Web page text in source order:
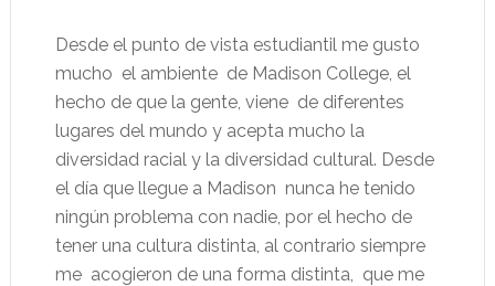
Desde el punto de vista estudiantil me gusto
mucho el ambiente de Madison College, el
hecho de que la gente, viene de diferentes
lugares del mundo y acepta mucho la
diversidad racial y la diversidad cultural. Desde
el día que llegue a Madison nunca he tenido
ningún problema con nadie, por el hecho de
tener una cultura distinta, al contrario siempre
me acogieron de una forma distinta, que me